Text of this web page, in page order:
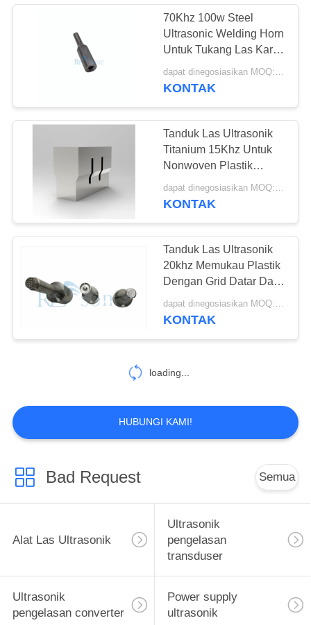
Pengelasan Spot
48
Prosesor Cairan
68
Nozel Semprot
16
Alat Pemesinan
Ultrasonik
15
70Khz 100w Steel
Ultrasonic Welding Horn
Untuk Tukang Las Kartu
Pintar
KONTAK
Tanduk Las Ultrasonik
Titanium 15Khz Untuk
Nonwoven Plastik
Plastic
dapat dinegosiasikan MOQ:1 buah
KONTAK
Tanduk Las Ultrasonik
20khz Memukau Plastik
Dengan Grid Datar Dan
Paku Keling
dapat dinegosiasikan MOQ:1 buah
KONTAK
loading...
HUBUNGI KAMI!
Bad Request Semua
Alat Las Ultrasonik
Ultrasonik
pengelasan
transduser
Ultrasonik
pengelasan converter
Power supply
ultrasonik